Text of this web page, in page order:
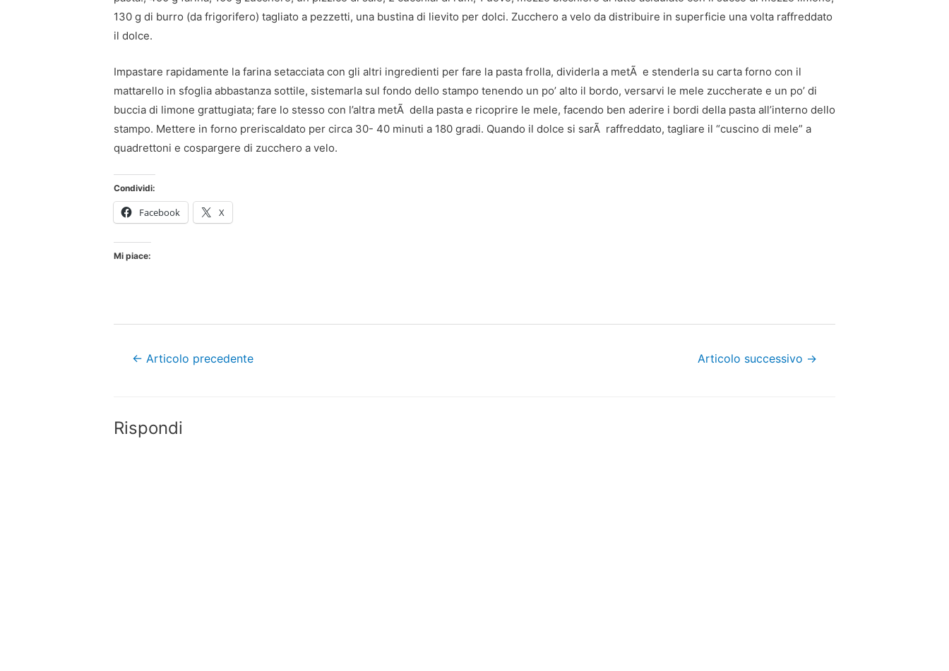
130 g di burro (da frigorifero) tagliato a pezzetti, una bustina di lievito per dolci. Zucchero a velo da distribuire in superficie una volta raffreddato
il dolce.
Impastare rapidamente la farina setacciata con gli altri ingredienti per fare la pasta frolla, dividerla a metÃ e stenderla su carta forno con il
mattarello in sfoglia abbastanza sottile, sistemarla sul fondo dello stampo tenendo un po’ alto il bordo, versarvi le mele zuccherate e un po’ di
buccia di limone grattugiata; fare lo stesso con l’altra metÃ della pasta e ricoprire le mele, facendo ben aderire i bordi della pasta all’interno dello
stampo. Mettere in forno preriscaldato per circa 30- 40 minuti a 180 gradi. Quando il dolce si sarÃ raffreddato, tagliare il “cuscino di mele” a
quadrettoni e cospargere di zucchero a velo.
Condividi:
Facebook X
Mi piace:
Navigazione
← Articolo precedente Articolo successivo →
Rispondi